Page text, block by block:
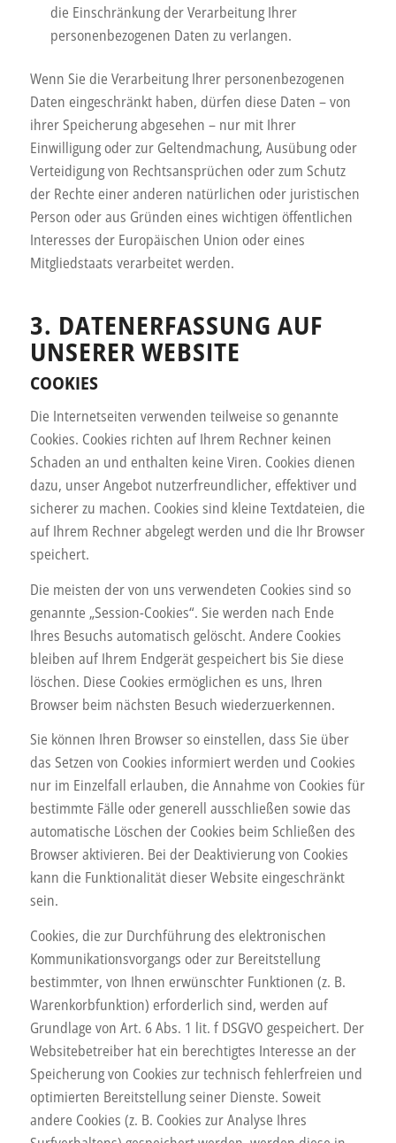
die Einschränkung der Verarbeitung Ihrer
personenbezogenen Daten zu verlangen.
Wenn Sie die Verarbeitung Ihrer personenbezogenen
Daten eingeschränkt haben, dürfen diese Daten – von
ihrer Speicherung abgesehen – nur mit Ihrer
Einwilligung oder zur Geltendmachung, Ausübung oder
Verteidigung von Rechtsansprüchen oder zum Schutz
der Rechte einer anderen natürlichen oder juristischen
Person oder aus Gründen eines wichtigen öffentlichen
Interesses der Europäischen Union oder eines
Mitgliedstaats verarbeitet werden.
3. DATENERFASSUNG AUF
UNSERER WEBSITE
COOKIES
Die Internetseiten verwenden teilweise so genannte
Cookies. Cookies richten auf Ihrem Rechner keinen
Schaden an und enthalten keine Viren. Cookies dienen
dazu, unser Angebot nutzerfreundlicher, effektiver und
sicherer zu machen. Cookies sind kleine Textdateien, die
auf Ihrem Rechner abgelegt werden und die Ihr Browser
speichert.
Die meisten der von uns verwendeten Cookies sind so
genannte „Session-Cookies“. Sie werden nach Ende
Ihres Besuchs automatisch gelöscht. Andere Cookies
bleiben auf Ihrem Endgerät gespeichert bis Sie diese
löschen. Diese Cookies ermöglichen es uns, Ihren
Browser beim nächsten Besuch wiederzuerkennen.
Sie können Ihren Browser so einstellen, dass Sie über
das Setzen von Cookies informiert werden und Cookies
nur im Einzelfall erlauben, die Annahme von Cookies für
bestimmte Fälle oder generell ausschließen sowie das
automatische Löschen der Cookies beim Schließen des
Browser aktivieren. Bei der Deaktivierung von Cookies
kann die Funktionalität dieser Website eingeschränkt
sein.
Cookies, die zur Durchführung des elektronischen
Kommunikationsvorgangs oder zur Bereitstellung
bestimmter, von Ihnen erwünschter Funktionen (z. B.
Warenkorbfunktion) erforderlich sind, werden auf
Grundlage von Art. 6 Abs. 1 lit. f DSGVO gespeichert. Der
Websitebetreiber hat ein berechtigtes Interesse an der
Speicherung von Cookies zur technisch fehlerfreien und
optimierten Bereitstellung seiner Dienste. Soweit
andere Cookies (z. B. Cookies zur Analyse Ihres